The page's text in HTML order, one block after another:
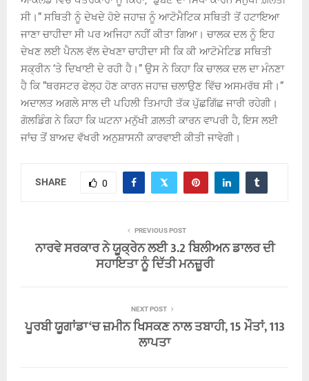
ਸੀ।” ਸਥਿਤੀ ਨੂੰ ਦੇਖਦੇ ਹੋਏ ਜਹਾਜ਼ ਨੂੰ ਆਟੋਮੈਟਿਕ ਸਥਿਤੀ ਤੋਂ ਹਟਾਇਆ
ਜਾਣਾ ਚਾਹੀਦਾ ਸੀ ਪਰ ਅਜਿਹਾ ਨਹੀਂ ਕੀਤਾ ਗਿਆ। ਚਾਲਕ ਦਲ ਨੂੰ ਇਹ
ਦੇਖਣ ਲਈ ਪੈਨਲ ਵੱਲ ਦੇਖਣਾ ਚਾਹੀਦਾ ਸੀ ਕਿ ਕੀ ਆਟੋਮੇਟਿਡ ਸਥਿਤੀ
ਸਕ੍ਰੀਨ ‘ਤੇ ਦਿਖਾਈ ਦੇ ਰਹੀ ਹੈ।” ਉਸ ਨੇ ਕਿਹਾ ਕਿ ਚਾਲਕ ਦਲ ਦਾ ਮੰਨਣਾ
ਹੈ ਕਿ ”ਥਰਸਟਰ ਫੇਲ੍ਹ ਹੋਣ ਕਾਰਨ ਜਹਾਜ਼ ਚਲਾਉਣ ਵਿੱਚ ਅਸਮਰੱਥ ਸੀ।”
ਅਦਾਲਤ ਅਗਲੇ ਸਾਲ ਦੀ ਪਹਿਲੀ ਤਿਮਾਹੀ ਤੱਕ ਪੁੱਛਗਿੱਛ ਜਾਰੀ ਰਹੇਗੀ।
ਗੋਲਡਿੰਗ ਨੇ ਕਿਹਾ ਕਿ ਘਟਨਾ ਮਨੁੱਖੀ ਗ਼ਲਤੀ ਕਾਰਨ ਵਾਪਰੀ ਹੈ, ਇਸ ਲਈ
ਜਾਂਚ ਤੋਂ ਬਾਅਦ ਵੱਖਰੀ ਅਨੁਸ਼ਾਸਨੀ ਕਾਰਵਾਈ ਕੀਤੀ ਜਾਵੇਗੀ।
SHARE 0
PREVIOUS POST
ਨਾਰਵੇ ਸਰਕਾਰ ਨੇ ਯੂਕ੍ਰੇਨ ਲਈ 3.2 ਬਿਲੀਅਨ ਡਾਲਰ ਦੀ
ਸਹਾਇਤਾ ਨੂੰ ਦਿੱਤੀ ਮਨਜ਼ੂਰੀ
NEXT POST
ਪੂਰਬੀ ਯੂਗਾਂਡਾ ‘ਚ ਜ਼ਮੀਨ ਖਿਸਕਣ ਨਾਲ ਤਬਾਹੀ, 15 ਮੌਤਾਂ, 113
ਲਾਪਤਾ